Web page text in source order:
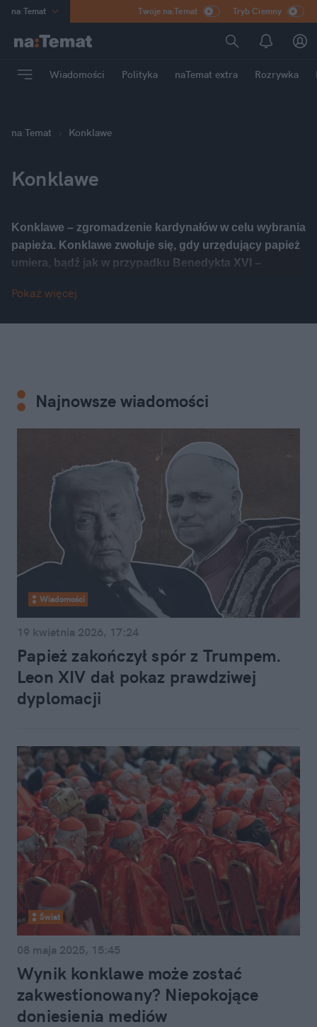
na:Temat
Poland
mama
Rozrywka
Twoje na:Temat Tryb Ciemny
Wiadomości Polityka naTemat extra Rozrywka
na:Temat Konklawe
Konklawe
Konklawe – zgromadzenie kardynałów w celu wybrania
papieża. Konklawe zwołuje się, gdy urzędujący papież
umiera, bądź jak w przypadku Benedykta XVI –
conclave, które oznacza
Pokaż więcej
Najnowsze wiadomości
Wiadomości
19 kwietnia 2026, 17:24
Papież zakończył spór z Trumpem.
Leon XIV dał pokaz prawdziwej
dyplomacji
Świat
08 maja 2025, 15:45
Wynik konklawe może zostać
zakwestionowany? Niepokojące
doniesienia mediów